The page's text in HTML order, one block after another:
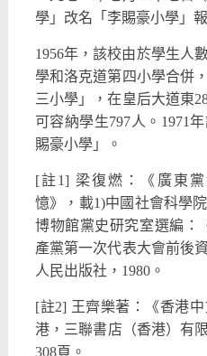
學」改名「李賜豪小學」
1956年，該校由於學生人
學和洛克道第四小學合併
三小學」，在皇后大道東
可容納學生797人。1971
賜豪小學」。
[註1] 梁復燃：《廣東
憶》，載1)中國社會科學
博物館黨史研究室選編
產黨第一次代表大會前後
人民出版社，1980。
[註2] 王齊樂著：《香港
港，三聯書店（香港）有
308頁。